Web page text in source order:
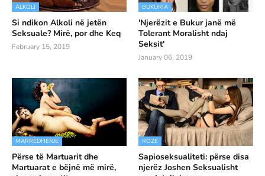
ALKOLI
Si ndikon Alkoli në jetën
Seksuale? Mirë, por dhe Keq
February 15, 2019
BUKURIA
'Njerëzit e Bukur janë më
Tolerant Moralisht ndaj
Seksit'
January 06, 2019
MARRËDHËNJE
Përse të Martuarit dhe
Martuarat e bëjnë më mirë,
ROZE
Sapioseksualiteti: përse disa
njerëz Joshen Seksualisht